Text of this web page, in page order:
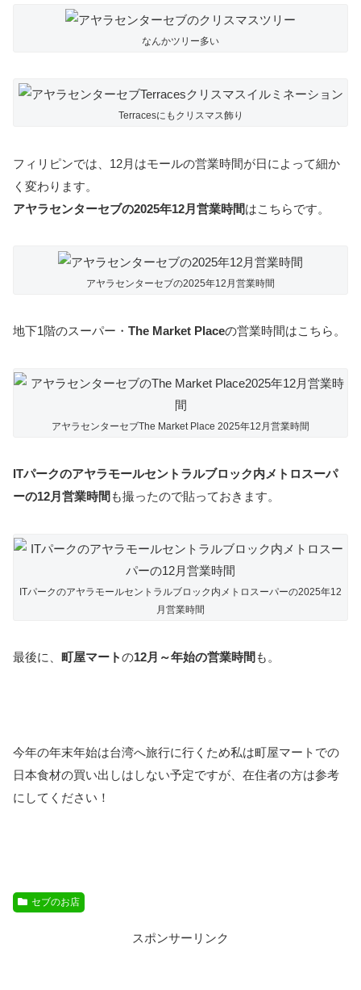
なんかツリー多い
Terracesにもクリスマス飾り
フィリピンでは、12月はモールの営業時間が日によって細か
く変わります。
アヤラセンターセブの2025年12月営業時間はこちらです。
アヤラセンターセブの2025年12月営業時間
地下1階のスーパー・ The Market Placeの営業時間はこちら。
アヤラセンターセブThe Market Place 2025年12月営業時間
ITパークのアヤラモールセントラルブロック内メトロスーパ
ーの12月営業時間 も撮ったので貼っておきます。
ITパークのアヤラモールセントラルブロック内メトロスーパーの2025年12
月営業時間
最後に、 町屋マートの12月～年始の営業時間 も。
今年の年末年始は台湾へ旅行に行くため私は町屋マートでの
日本食材の買い出しはしない予定ですが、在住者の方は参考
にしてください！
セブのお店
スポンサーリンク